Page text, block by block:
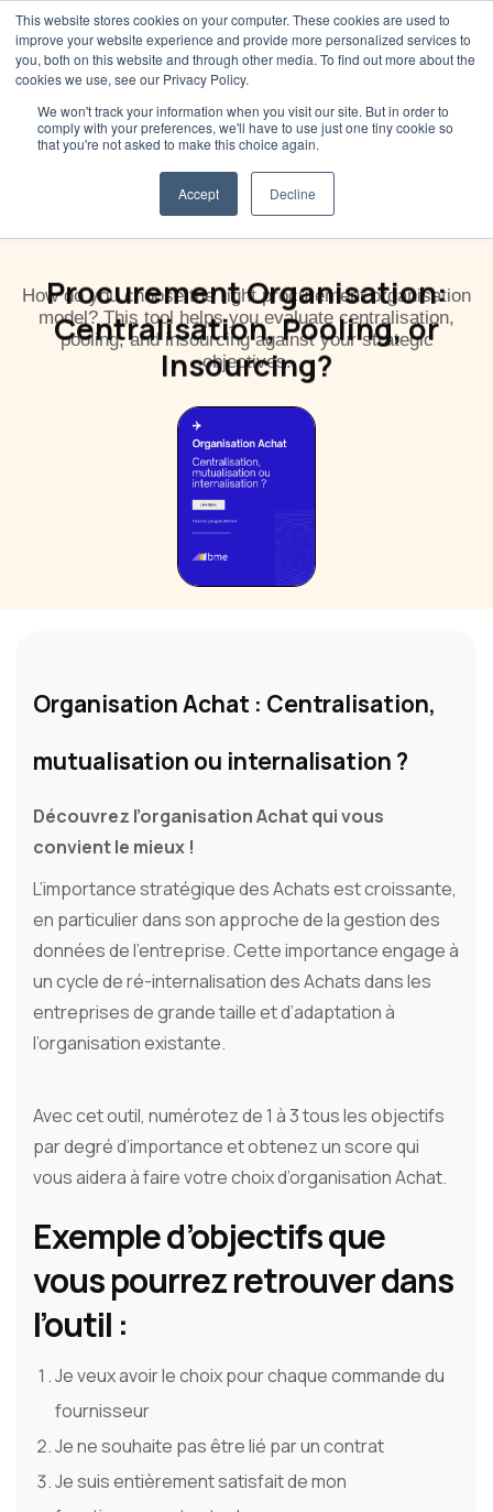
This website stores cookies on your computer. These cookies are used to
improve your website experience and provide more personalized services to
you, both on this website and through other media. To find out more about the
cookies we use, see our Privacy Policy.
We won't track your information when you visit our site. But in order to
comply with your preferences, we'll have to use just one tiny cookie so
that you're not asked to make this choice again.
Accept Decline
Procurement Organisation:
Centralisation, Pooling, or
Insourcing?
How do you choose the right procurement organisation
model? This tool helps you evaluate centralisation,
pooling, and insourcing against your strategic
objectives.
Organisation Achat : Centralisation,
mutualisation ou internalisation ?
Découvrez l’organisation Achat qui vous
convient le mieux !
L’importance stratégique des Achats est croissante,
en particulier dans son approche de la gestion des
données de l’entreprise. Cette importance engage à
un cycle de ré-internalisation des Achats dans les
entreprises de grande taille et d’adaptation à
l’organisation existante.
Avec cet outil, numérotez de 1 à 3 tous les objectifs
par degré d’importance et obtenez un score qui
vous aidera à faire votre choix d’organisation Achat.
Exemple d’objectifs que
vous pourrez retrouver dans
l’outil :
Je veux avoir le choix pour chaque commande du
fournisseur
Je ne souhaite pas être lié par un contrat
Je suis entièrement satisfait de mon